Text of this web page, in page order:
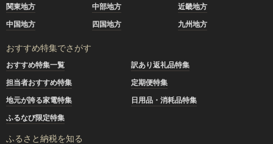
関東地方
中部地方
近畿地方
中国地方
四国地方 九州地方
おすすめ特集でさがす
おすすめ特集一覧
訳あり返礼品特集
担当者おすすめ特集
定期便特集
地元が誇る家電特集
日用品・消耗品特集
ふるなび限定特集
ふるさと納税を知る